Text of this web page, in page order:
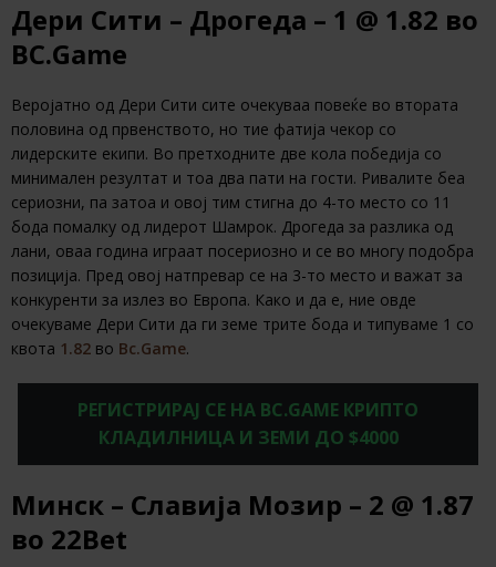
Дери Сити – Дрогеда – 1 @ 1.82 во
BC.Game
Веројатно од Дери Сити сите очекуваа повеќе во втората
половина од првенството, но тие фатија чекор со
лидерските екипи. Во претходните две кола победија со
минимален резултат и тоа два пати на гости. Ривалите беа
сериозни, па затоа и овој тим стигна до 4-то место со 11
бода помалку од лидерот Шамрок. Дрогеда за разлика од
лани, оваа година играат посериозно и се во многу подобра
позиција. Пред овој натпревар се на 3-то место и важат за
конкуренти за излез во Европа. Како и да е, ние овде
очекуваме Дери Сити да ги земе трите бода и типуваме 1 со
квота 1.82 во Bc.Game.
РЕГИСТРИРАЈ СЕ НА BC.GAME КРИПТО
КЛАДИЛНИЦА И ЗЕМИ ДО $4000
Минск – Славија Мозир – 2 @ 1.87
во 22Bet